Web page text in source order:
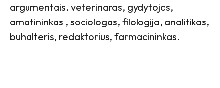
argumentais. veterinaras, gydytojas,
amatininkas , sociologas, filologija, analitikas,
buhalteris, redaktorius, farmacininkas.